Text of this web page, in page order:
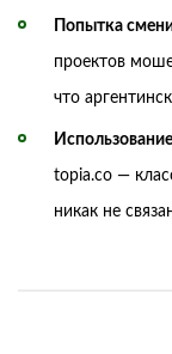
Попытка
проектов
что
topia.co —
никак не